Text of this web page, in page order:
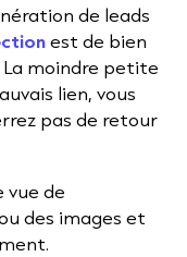
de leads
est de bien
moindre petite
lien, vous
pas de retour
vue de
des images et